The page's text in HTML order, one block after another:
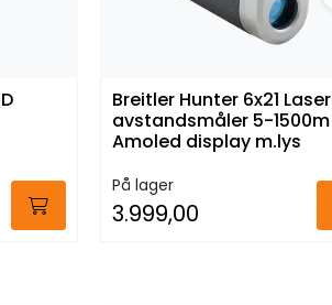
Breitler Hunter 6x21 Laser
avstandsmåler 5-1500m
Amoled display m.lys
På lager
3.999,00